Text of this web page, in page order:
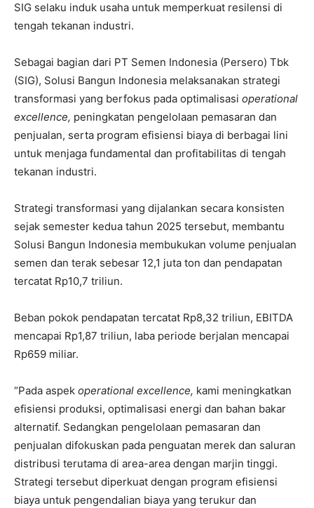
SIG selaku induk usaha untuk memperkuat resilensi di
tengah tekanan industri.
Sebagai bagian dari PT Semen Indonesia (Persero) Tbk
(SIG), Solusi Bangun Indonesia melaksanakan strategi
transformasi yang berfokus pada optimalisasi operational
excellence, peningkatan pengelolaan pemasaran dan
penjualan, serta program efisiensi biaya di berbagai lini
untuk menjaga fundamental dan profitabilitas di tengah
tekanan industri.
Strategi transformasi yang dijalankan secara konsisten
sejak semester kedua tahun 2025 tersebut, membantu
Solusi Bangun Indonesia membukukan volume penjualan
semen dan terak sebesar 12,1 juta ton dan pendapatan
tercatat Rp10,7 triliun.
Beban pokok pendapatan tercatat Rp8,32 triliun, EBITDA
mencapai Rp1,87 triliun, laba periode berjalan mencapai
Rp659 miliar.
“Pada aspek operational excellence, kami meningkatkan
efisiensi produksi, optimalisasi energi dan bahan bakar
alternatif. Sedangkan pengelolaan pemasaran dan
penjualan difokuskan pada penguatan merek dan saluran
distribusi terutama di area-area dengan marjin tinggi.
Strategi tersebut diperkuat dengan program efisiensi
biaya untuk pengendalian biaya yang terukur dan